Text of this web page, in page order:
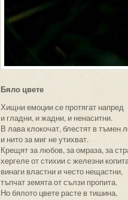
Бяло цвете
Хищни емоции се протягат напред
и гладни, и жадни, и ненаситни.
В лава клокочат, блестят в тъмен
и нито за миг не утихват.
Крещят за любов, за омраза, за
хергеле от стихии с железни
винаги властни и често нещастни,
тъпчат земята от сълзи пропита.
Но бялото цвете расте в тишина,